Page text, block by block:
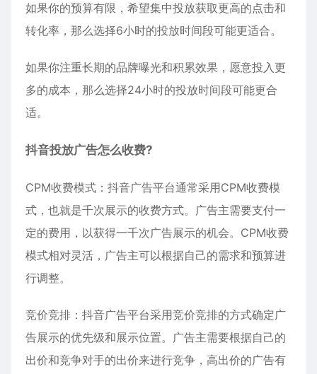
如果你的预算有限，希望集中投放获取更高的点击和
转化率，那么选择6小时的投放时间段可能更适合。
如果你注重长期的品牌曝光和积累效果，愿意投入更
多的成本，那么选择24小时的投放时间段可能更合
适。
抖音投放广告怎么收费?
CPM收费模式：抖音广告平台通常采用CPM收费模
式，也就是千次展示的收费方式。广告主需要支付一
定的费用，以获得一千次广告展示的机会。CPM收费
模式相对灵活，广告主可以根据自己的需求和预算进
行调整。
竞价竞排：抖音广告平台采用竞价竞排的方式确定广
告展示的优先级和展示位置。广告主需要根据自己的
出价和竞争对手的出价来进行竞争，高出价的广告有